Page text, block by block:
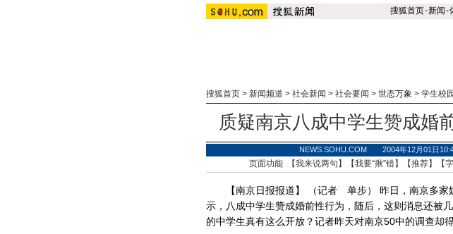
搜狐首页-新闻-
搜狐首页> 新闻频道 > 社会新闻 > 社会要闻 > 世态万象 > 学生校
质疑南京八成中学生赞成婚
NEWS.SOHU.COM 2004年12月01日
页面功能 【我来说两句 】【我要“揪”错】【推荐】【
【南京日报报道】 （记者 单步） 昨日，南京多家
示，八成中学生赞成婚前性行为，随后，这则消息还被
的中学生真有这么开放？记者昨天对南京50中的调查却